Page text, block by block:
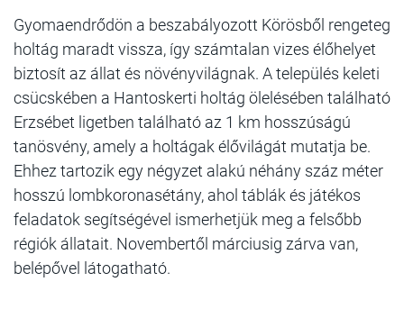
Gyomaendrődön a beszabályozott Körösből rengeteg
holtág maradt vissza, így számtalan vizes élőhelyet
biztosít az állat és növényvilágnak. A település keleti
csücskében a Hantoskerti holtág ölelésében található
Erzsébet ligetben található az 1 km hosszúságú
tanösvény, amely a holtágak élővilágát mutatja be.
Ehhez tartozik egy négyzet alakú néhány száz méter
hosszú lombkoronasétány, ahol táblák és játékos
feladatok segítségével ismerhetjük meg a felsőbb
régiók állatait. Novembertől márciusig zárva van,
belépővel látogatható.